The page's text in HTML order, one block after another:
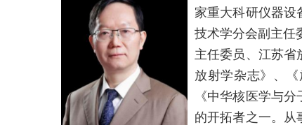
家重大科研仪器设
技术学分会副主任
主任委员、江苏省
放射学杂志》、
《中华核医学与
的开拓者之一。从